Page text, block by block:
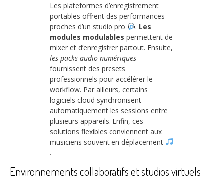
Les plateformes d’enregistrement
portables offrent des performances
proches d’un studio pro
. Les
modules modulables permettent de
mixer et d’enregistrer partout. Ensuite,
les packs audio numériques
fournissent des presets
professionnels pour accélérer le
workflow. Par ailleurs, certains
logiciels cloud synchronisent
automatiquement les sessions entre
plusieurs appareils. Enfin, ces
solutions flexibles conviennent aux
musiciens souvent en déplacement
.
Environnements collaboratifs et studios virtuels